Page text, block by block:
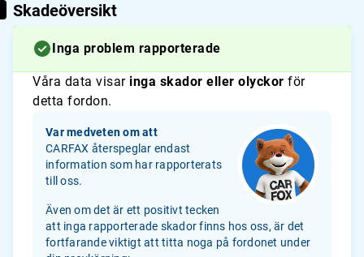
Skadeöversikt
Inga problem rapporterade
Våra data visar inga skador eller olyckor för
detta fordon.
Var medveten om att
CARFAX återspeglar endast
information som har rapporterats
till oss.
Även om det är ett positivt tecken
att inga rapporterade skador finns hos oss, är det
fortfarande viktigt att titta noga på fordonet under